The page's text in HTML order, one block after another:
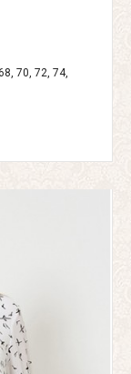
70, 72, 74,